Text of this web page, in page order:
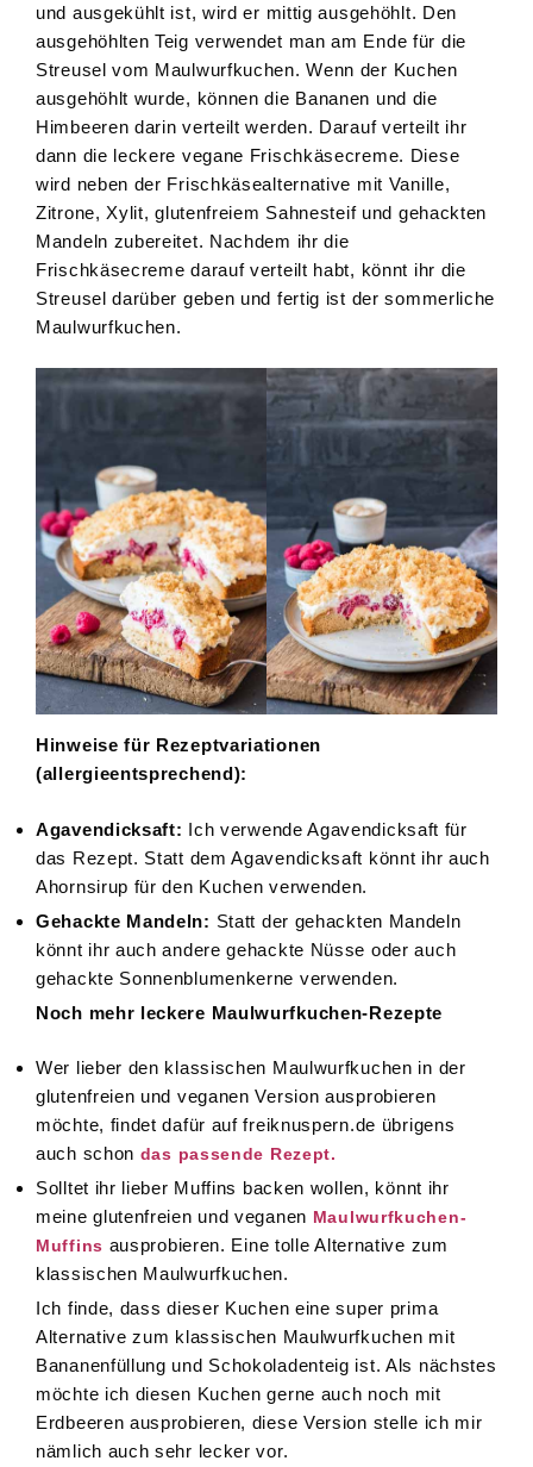
und ausgekühlt ist, wird er mittig ausgehöhlt. Den
ausgehöhlten Teig verwendet man am Ende für die
Streusel vom Maulwurfkuchen. Wenn der Kuchen
ausgehöhlt wurde, können die Bananen und die
Himbeeren darin verteilt werden. Darauf verteilt ihr
dann die leckere vegane Frischkäsecreme. Diese
wird neben der Frischkäsealternative mit Vanille,
Zitrone, Xylit, glutenfreiem Sahnesteif und gehackten
Mandeln zubereitet. Nachdem ihr die
Frischkäsecreme darauf verteilt habt, könnt ihr die
Streusel darüber geben und fertig ist der sommerliche
Maulwurfkuchen.
Hinweise für Rezeptvariationen
(allergieentsprechend):
Agavendicksaft: Ich verwende Agavendicksaft für
das Rezept. Statt dem Agavendicksaft könnt ihr auch
Ahornsirup für den Kuchen verwenden.
Gehackte Mandeln: Statt der gehackten Mandeln
könnt ihr auch andere gehackte Nüsse oder auch
gehackte Sonnenblumenkerne verwenden.
Noch mehr leckere Maulwurfkuchen-Rezepte
Wer lieber den klassischen Maulwurfkuchen in der
glutenfreien und veganen Version ausprobieren
möchte, findet dafür auf freiknuspern.de übrigens
auch schon das passende Rezept.
Solltet ihr lieber Muffins backen wollen, könnt ihr
meine glutenfreien und veganen Maulwurfkuchen-
Muffins ausprobieren. Eine tolle Alternative zum
klassischen Maulwurfkuchen.
Ich finde, dass dieser Kuchen eine super prima
Alternative zum klassischen Maulwurfkuchen mit
Bananenfüllung und Schokoladenteig ist. Als nächstes
möchte ich diesen Kuchen gerne auch noch mit
Erdbeeren ausprobieren, diese Version stelle ich mir
nämlich auch sehr lecker vor.